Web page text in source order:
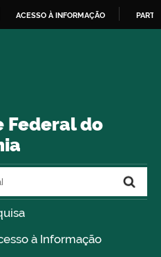
ACESSO À INFORMAÇÃO
Federal do
à Informação